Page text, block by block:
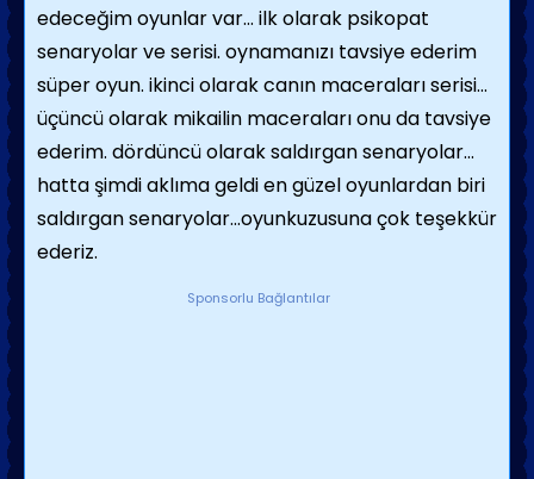
edeceğim oyunlar var... ilk olarak psikopat
senaryolar ve serisi. oynamanızı tavsiye ederim
süper oyun. ikinci olarak canın maceraları serisi...
üçüncü olarak mikailin maceraları onu da tavsiye
ederim. dördüncü olarak saldırgan senaryolar...
hatta şimdi aklıma geldi en güzel oyunlardan biri
saldırgan senaryolar...oyunkuzusuna çok teşekkür
ederiz.
Sponsorlu Bağlantılar